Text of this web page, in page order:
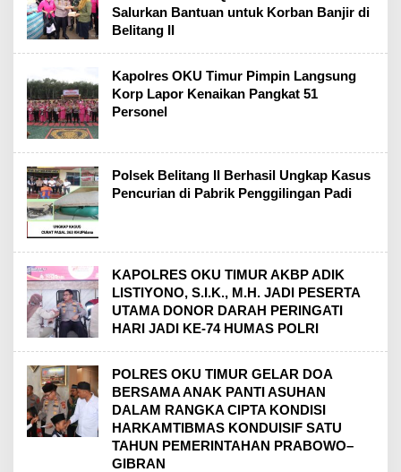
Salurkan Bantuan untuk Korban Banjir di
Belitang II
Kapolres OKU Timur Pimpin Langsung
Korp Lapor Kenaikan Pangkat 51
Personel
Polsek Belitang II Berhasil Ungkap Kasus
Pencurian di Pabrik Penggilingan Padi
KAPOLRES OKU TIMUR AKBP ADIK
LISTIYONO, S.I.K., M.H. JADI PESERTA
UTAMA DONOR DARAH PERINGATI
HARI JADI KE-74 HUMAS POLRI
POLRES OKU TIMUR GELAR DOA
BERSAMA ANAK PANTI ASUHAN
DALAM RANGKA CIPTA KONDISI
HARKAMTIBMAS KONDUISIF SATU
TAHUN PEMERINTAHAN PRABOWO–
GIBRAN